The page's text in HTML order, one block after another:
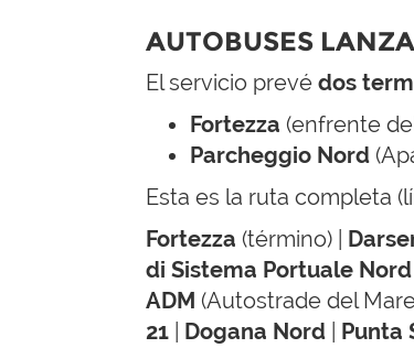
AUTOBUSES
El servicio prevé dos
Fortezza (enfrente
Parcheggio Nord
Esta es la ruta completa
Fortezza (término) |
di Sistema Portuale Nord
ADM (Autostrade del
21
Dogana Nord Punta